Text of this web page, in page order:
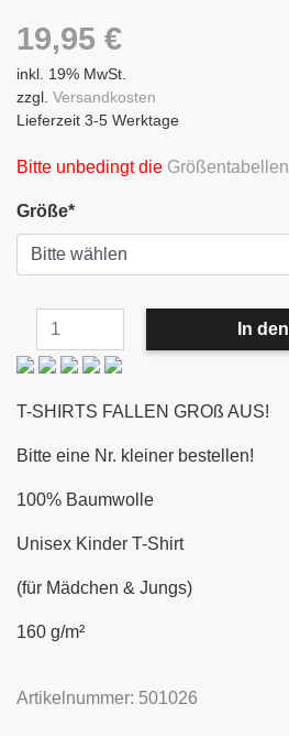
19,95 €
inkl. 19% MwSt.
zzgl. Versandkosten
Lieferzeit 3-5 Werktage
Bitte unbedingt die Größentabellen
Größe*
T-SHIRTS FALLEN GROß AUS!
Bitte eine Nr. kleiner bestellen!
100% Baumwolle
Unisex Kinder T-Shirt
(für Mädchen & Jungs)
160 g/m²
Artikelnummer: 501026